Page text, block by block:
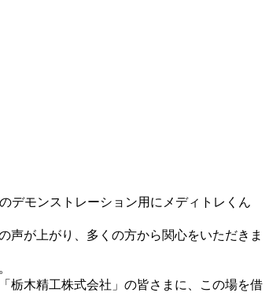
デモンストレーション用にメディトレくん
声が上がり、多くの方から関心をいただきま
栃木精工株式会社」の皆さまに、この場を借